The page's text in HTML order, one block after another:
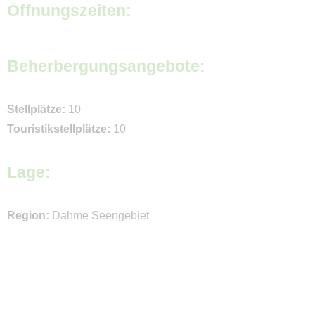
Stadt und Kultur
Natur
Service
Bestellung Gutscheine
Veranstaltungen
Öffnungszeiten:
Beherbergungsangebote:
Stellplätze: 10
Touristikstellplätze: 10
Lage:
Region: Dahme Seengebiet